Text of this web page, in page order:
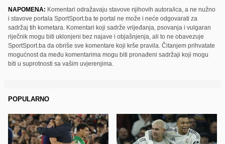
NAPOMENA: Komentari odražavaju stavove njihovih autora/ica, a ne nužno
i stavove portala SportSport.ba te portal ne može i neće odgovarati za
sadržaj tih kometara. Komentari koji sadrže vrijeđanja, psovanja i vulgaran
riječnik mogu biti uklonjeni bez najave i objašnjenja, ali to ne obavezuje
SportSport.ba da obriše sve komentare koji krše pravila. Čitanjem prihvatate
mogućnost da među komentarima mogu biti pronađeni sadržaji koji mogu
biti u suprotnosti sa vašim uvjerenjima.
POPULARNO